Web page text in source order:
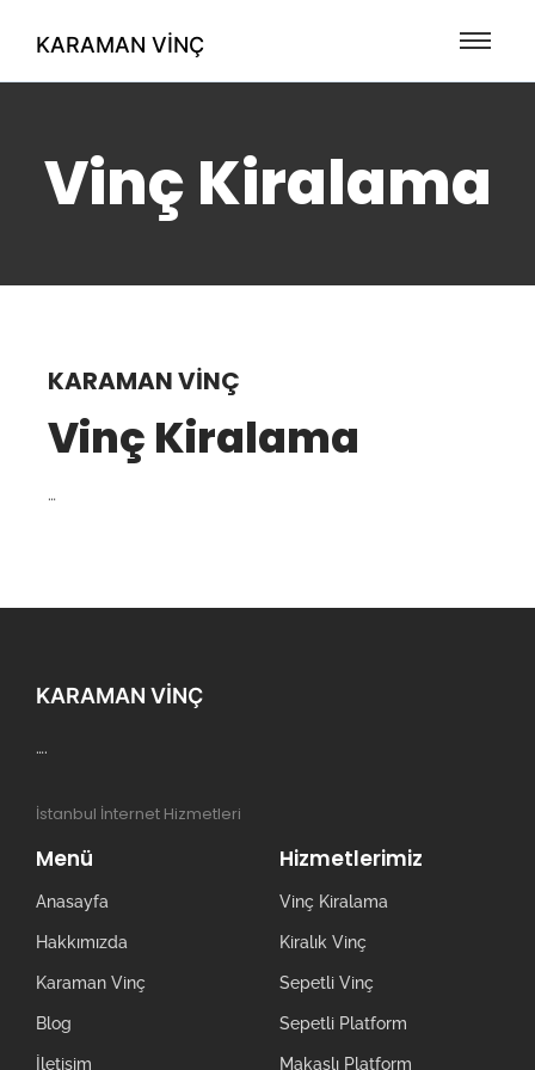
KARAMAN VINÇ
Vinç Kiralama
KARAMAN VINÇ
Vinç Kiralama
…
KARAMAN VINÇ
….
İstanbul İnternet Hizmetleri
Menü
Anasayfa
Hakkımızda
Karaman Vinç
Blog
İletişim
Hizmetlerimiz
Vinç Kiralama
Kiralık Vinç
Sepetli Vinç
Sepetli Platform
Makaslı Platform